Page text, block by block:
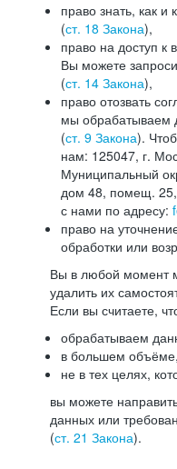
право знать, как
(ст. 18 Закона),
право на доступ
Вы можете
(ст. 14 Закона),
право отозвать
мы обрабатываем
(ст. 9 Закона).
нам: 125047, г.
Муниципальный
дом 48, помещ.
с нами по адресу:
право на
обработки или
Вы в любой момент
удалить их
Если вы считаете,
обрабатываем
в большем
не в тех целях,
вы можете
данных или
(ст. 21 Закона).